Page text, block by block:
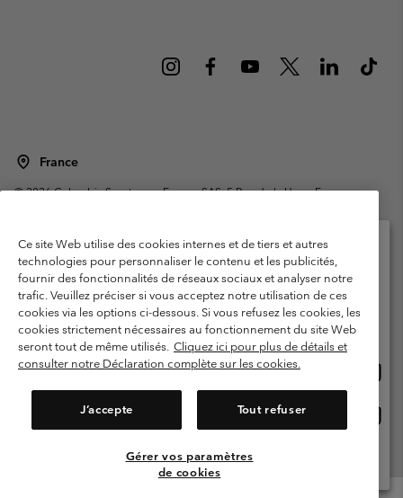
France
©2026Columbia Sportswear Europe SAS. 5 Rue de la Haye, Espace
Garanties Légales
Politique de confidentialité
Conditions d'utilisation - Membres
Conditions D'utilisation - Contenu généré par l'utilisateur
Impressum
Cookies
Public CBCR
Service client: Lun - Sam de 9h à 13h et de 14h à 18h
Ce site Web utilise des cookies internes et de tiers et autres
technologies pour personnaliser le contenu et les publicités,
fournir des fonctionnalités de réseaux sociaux et analyser notre
trafic. Veuillez préciser si vous acceptez notre utilisation de ces
cookies via les options ci-dessous. Si vous refusez les cookies, les
cookies strictement nécessaires au fonctionnement du site Web
seront tout de même utilisés. Cliquez ici pour plus de détails et
consulter notre Déclaration complète sur les cookies.
J’accepte Tout refuser
Gérer vos paramètres
de cookies
Veuillez sélectionner votre pays d’expédition et
votre langue
Achats en ligne disponibles
United States
ligne
France
Voir Tous Les Pays